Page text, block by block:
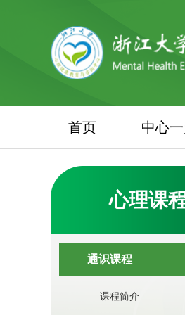
首页 中心
心理课
通识课程
课程简介